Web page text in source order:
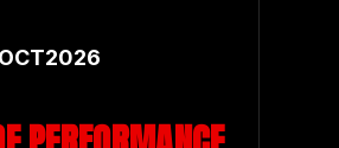
OCT2026